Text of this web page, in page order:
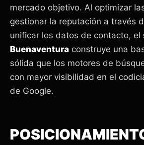
mercado objetivo. Al optimizar
gestionar la reputación a través
unificar los datos de contacto, el
Buenaventura construye una
sólida que los motores de
con mayor visibilidad en el
de Google.